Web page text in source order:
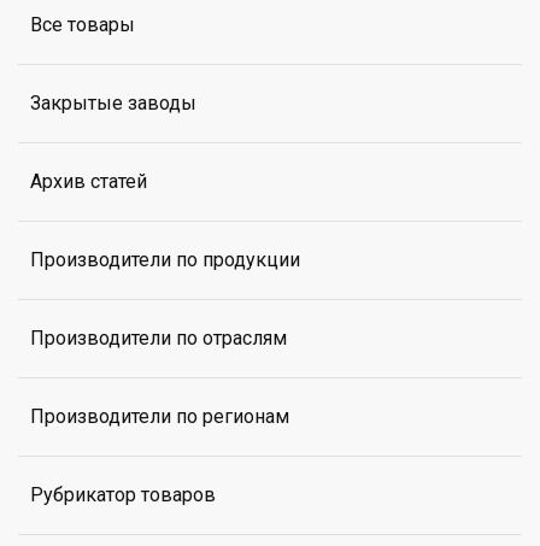
Все товары
Закрытые заводы
Архив статей
Производители по продукции
Производители по отраслям
Производители по регионам
Рубрикатор товаров